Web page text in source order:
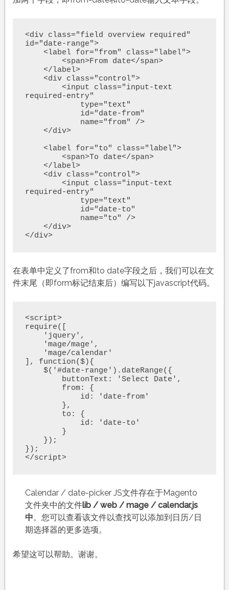
<div class="field overview required"
id="date-range">
required-entry"
required-entry"
</div>
在表单中定义了from和to date字段之后，我们可以在文
件末尾（即form标记结束后）编写以下javascript代码。
<script>
require([
], function($){
});
</script>
Calendar / date-picker JS文件存在于Magento
文件夹中的文件lib / web / mage / calendar.js
中。您可以查看该文件以查找可以添加到日历/日
期选择器的更多选项。
希望这可以帮助。谢谢。